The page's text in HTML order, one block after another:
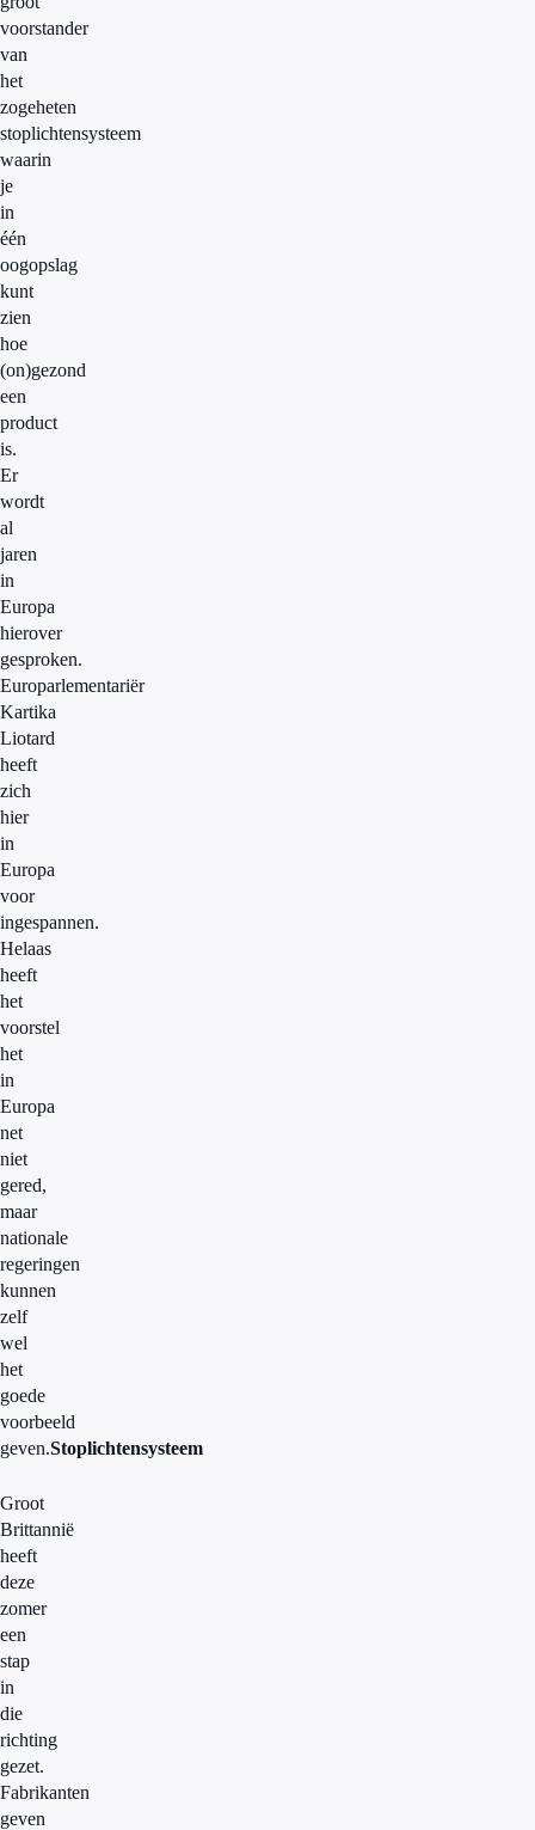
voorstander
van
het
zogeheten
stoplichtensysteem
waarin
je
in
één
oogopslag
kunt
zien
hoe
(on)gezond
een
product
is.
Er
wordt
al
jaren
in
Europa
hierover
gesproken.
Europarlementariër
Kartika
Liotard
heeft
zich
hier
in
Europa
voor
ingespannen.
Helaas
heeft
het
voorstel
het
in
Europa
net
niet
gered,
maar
nationale
regeringen
kunnen
zelf
wel
het
goede
voorbeeld
geven.Stoplichtensysteem
Groot
Brittannië
heeft
deze
zomer
een
stap
in
die
richting
gezet.
Fabrikanten
geven